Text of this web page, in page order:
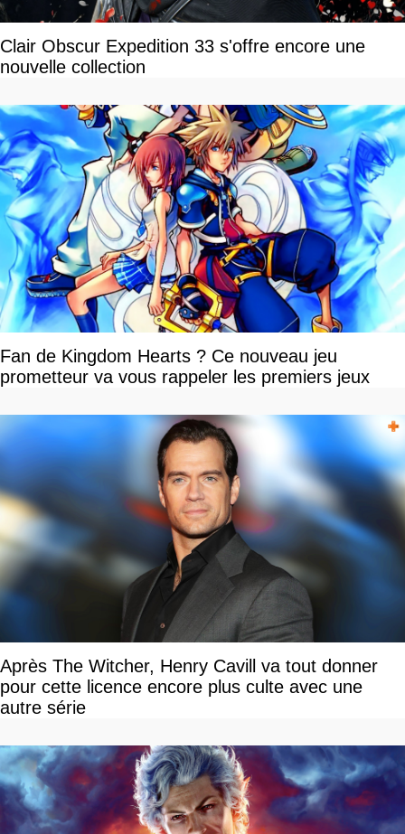
Clair Obscur Expedition 33 s'offre encore une
nouvelle collection
Fan de Kingdom Hearts ? Ce nouveau jeu
prometteur va vous rappeler les premiers jeux
Après The Witcher, Henry Cavill va tout donner
pour cette licence encore plus culte avec une
autre série